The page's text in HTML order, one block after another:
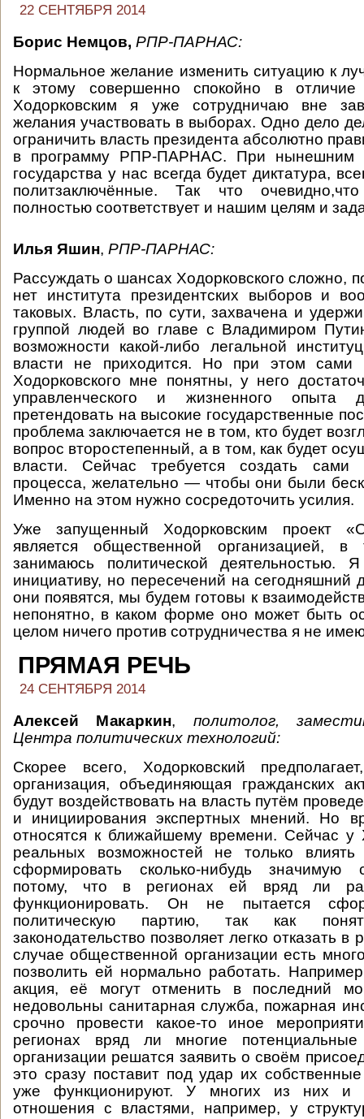
22 СЕНТЯБРЯ 2014
Борис Немцов, РПР-ПАРНАС:
Нормальное желание изменить ситуацию к
к этому совершенно спокойно в
Ходорковским я уже сотрудничаю вне
желания участвовать в выборах. Одно дело
ограничить власть президента абсолютно
в программу РПР-ПАРНАС. При нынешним
государства у нас всегда будет диктатура,
политзаключённые. Так что
полностью соответствует и нашим целям и
Илья Яшин, РПР-ПАРНАС:
Рассуждать о шансах Ходорковского сложно,
нет института президентских выборов и
таковых. Власть, по сути, захвачена и
группой людей во главе с Владимиром
возможности какой-либо легальной
власти не приходится. Но при этом сами
Ходорковского мне понятны, у него
управленческого и жизненного опыта
претендовать на высокие государственные
проблема заключается не в том, кто будет
вопрос второстепенный, а в том, как будет
власти. Сейчас требуется создать сами
процесса, желательно — чтобы они были
Именно на этом нужно сосредоточить усилия.
Уже запущенный Ходорковским проект
является общественной организацией,
занимаюсь политической деятельностью.
инициативу, но пересечений на сегодняшний
они появятся, мы будем готовы к
непонятно, в каком форме оно может быть
целом ничего против сотрудничества я не
ПРЯМАЯ РЕЧЬ
24 СЕНТЯБРЯ 2014
Алексей Макаркин, политолог,
Центра политических технологий:
Скорее всего, Ходорковский
организация, объединяющая гражданских
будут воздействовать на власть путём
и инициирования экспертных мнений. Но
относятся к ближайшему времени. Сейчас у
реальных возможностей не только
сформировать сколько-нибудь значимую
потому, что в регионах ей вряд ли
функционировать. Он не пытается
политическую партию, так как
законодательство позволяет легко отказать в
случае общественной организации есть
позволить ей нормально работать.
акция, её могут отменить в последний
недовольны санитарная служба, пожарная
срочно провести какое-то иное
регионах вряд ли многие потенциальные
организации решатся заявить о своём
это сразу поставит под удар их
уже функционируют. У многих из них и
отношения с властями, например, у